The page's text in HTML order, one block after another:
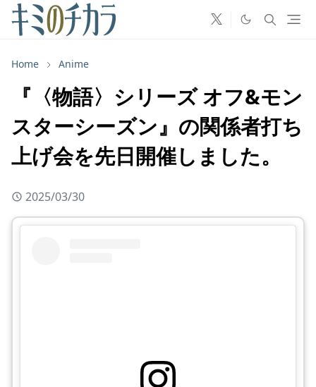
Home Anime
『〈物語〉シリーズ オフ&モン
スターシーズン』の関係者打ち
上げ会を先日開催しました。
2025/03/30